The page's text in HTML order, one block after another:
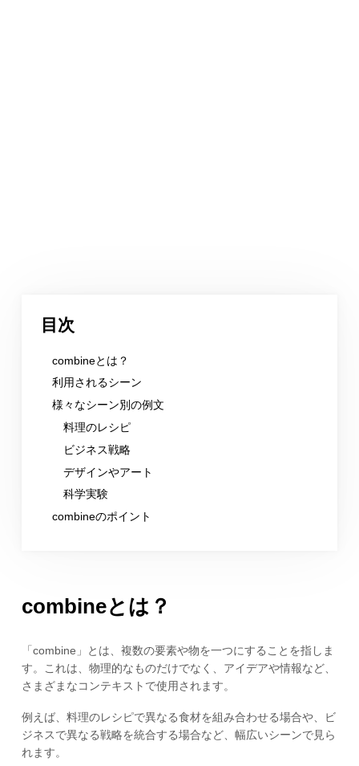
目次
combineとは？
利用されるシーン
様々なシーン別の例文
料理のレシピ
ビジネス戦略
デザインやアート
科学実験
combineのポイント
combineとは？
「combine」とは、複数の要素や物を一つにすることを指しま
す。これは、物理的なものだけでなく、アイデアや情報など、
さまざまなコンテキストで使用されます。
例えば、料理のレシピで異なる食材を組み合わせる場合や、ビ
ジネスで異なる戦略を統合する場合など、幅広いシーンで見ら
れます。